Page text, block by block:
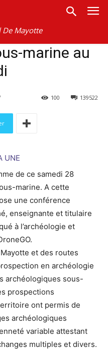
Mayotte
marine au
139522
100
de ce samedi 28
marine. A cette
une conférence
enseignante et titulaire
à l’archéologie et
et des routes
en archéologie
archéologiques sous-
prospections
ont permis de
archéologiques
variable attestant
multiples et divers.